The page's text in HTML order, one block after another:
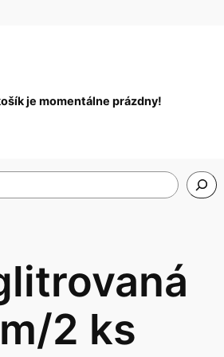
je momentálne prázdny!
2 ks